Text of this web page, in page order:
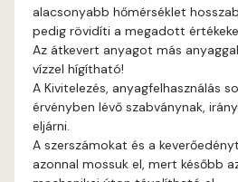
Gold-
alacsonyabb hőmérséklet
pedig rövidíti a megadott
Az átkevert anyagot más
vízzel hígítható!
A Kivitelezés, anyagfelhasználás
érvényben lévő szabványnak,
eljárni.
A szerszámokat és a
azonnal mossuk el, mert később